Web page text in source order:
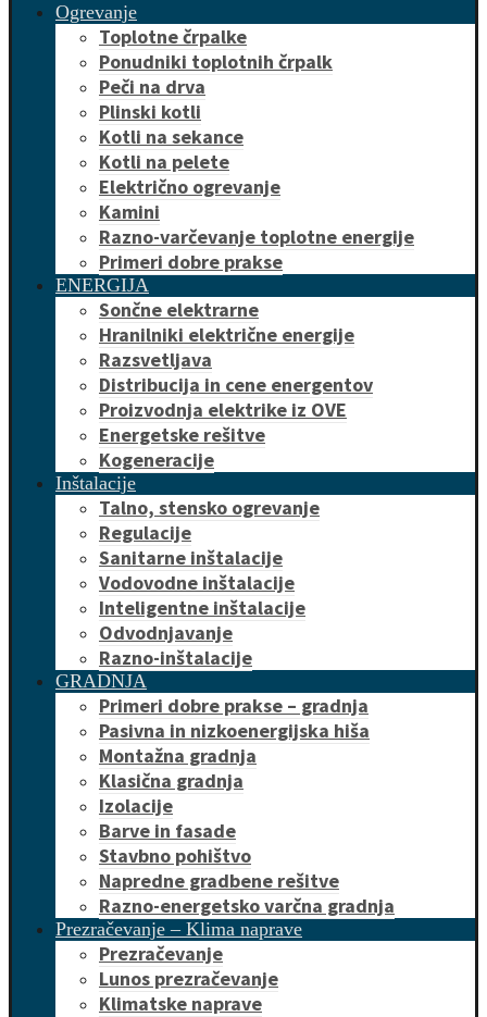
Ogrevanje
Toplotne črpalke
Ponudniki toplotnih črpalk
Peči na drva
Plinski kotli
Kotli na sekance
Kotli na pelete
Električno ogrevanje
Kamini
Razno-varčevanje toplotne energije
Primeri dobre prakse
ENERGIJA
Sončne elektrarne
Hranilniki električne energije
Razsvetljava
Distribucija in cene energentov
Proizvodnja elektrike iz OVE
Energetske rešitve
Kogeneracije
Inštalacije
Talno, stensko ogrevanje
Regulacije
Sanitarne inštalacije
Vodovodne inštalacije
Inteligentne inštalacije
Odvodnjavanje
Razno-inštalacije
GRADNJA
Primeri dobre prakse – gradnja
Pasivna in nizkoenergijska hiša
Montažna gradnja
Klasična gradnja
Izolacije
Barve in fasade
Stavbno pohištvo
Napredne gradbene rešitve
Razno-energetsko varčna gradnja
Prezračevanje – Klima naprave
Prezračevanje
Lunos prezračevanje
Klimatske naprave